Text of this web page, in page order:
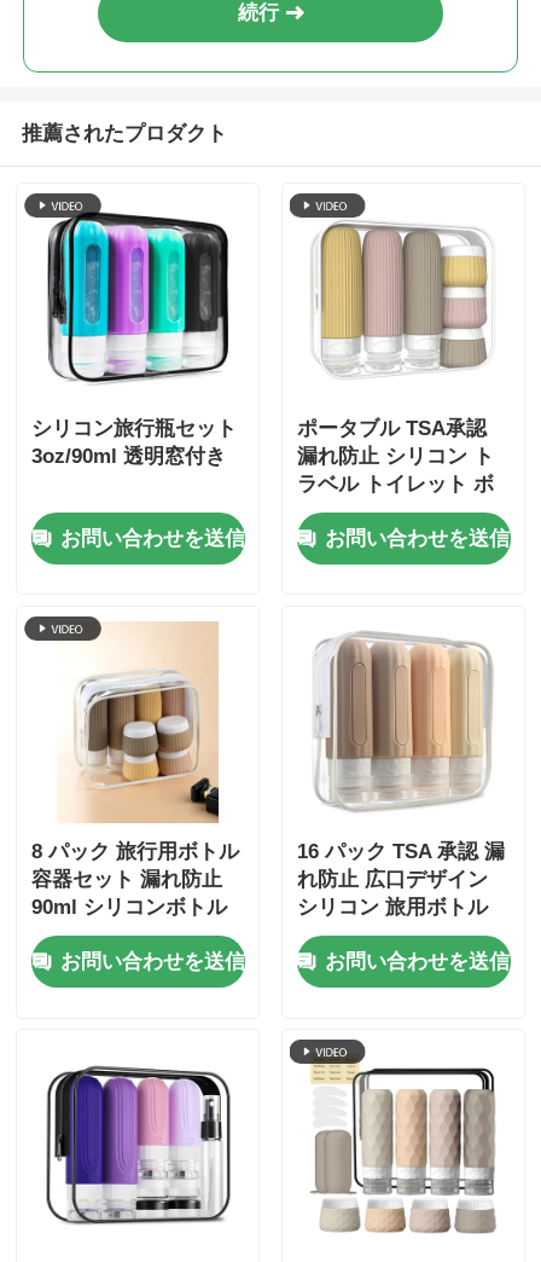
続行
推薦されたプロダクト
シリコン旅行瓶セット
3oz/90ml 透明窓付き
お問い合わせを送信
ポータブル TSA承認
漏れ防止 シリコン ト
ラベル トイレット ボ
トル セット 6個パック
BPAフリー
お問い合わせを送信
8 パック 旅行用ボトル
容器セット 漏れ防止
90ml シリコンボトル
+30ml シリコンボトル
お問い合わせを送信
16 パック TSA 承認 漏
れ防止 広口デザイン
シリコン 旅用ボトル
セット 再充填可能な
トイレットリー容器
お問い合わせを送信